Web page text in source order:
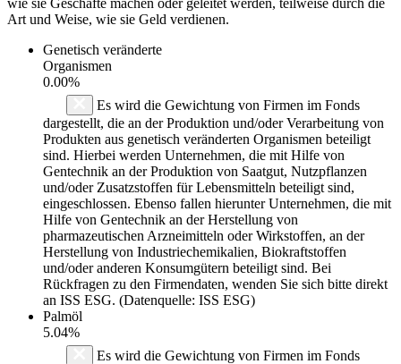
Art und Weise, wie sie Geld verdienen.
Genetisch veränderte
Organismen
0.00%
Es wird die Gewichtung von Firmen im Fonds
dargestellt, die an der Produktion und/oder Verarbeitung von
Produkten aus genetisch veränderten Organismen beteiligt
sind. Hierbei werden Unternehmen, die mit Hilfe von
Gentechnik an der Produktion von Saatgut, Nutzpflanzen
und/oder Zusatzstoffen für Lebensmitteln beteiligt sind,
eingeschlossen. Ebenso fallen hierunter Unternehmen, die mit
Hilfe von Gentechnik an der Herstellung von
pharmazeutischen Arzneimitteln oder Wirkstoffen, an der
Herstellung von Industriechemikalien, Biokraftstoffen
und/oder anderen Konsumgütern beteiligt sind. Bei
Rückfragen zu den Firmendaten, wenden Sie sich bitte direkt
an ISS ESG. (Datenquelle: ISS ESG)
Palmöl
5.04%
Es wird die Gewichtung von Firmen im Fonds